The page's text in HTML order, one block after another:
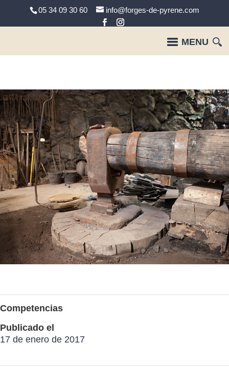
05 34 09 30 60 info@forges-de-pyrene.com
Competencias
Publicado el
17 de enero de 2017